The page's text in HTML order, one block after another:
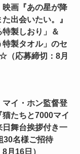
映画『あの星が降
出会いたい。』
特製しおり」＆
特製タオル」のセ
（応募締切：8月
マイ・ホン監督登
たちと7000マイ
日舞台挨拶付き一
30名様ご招待
月16日）